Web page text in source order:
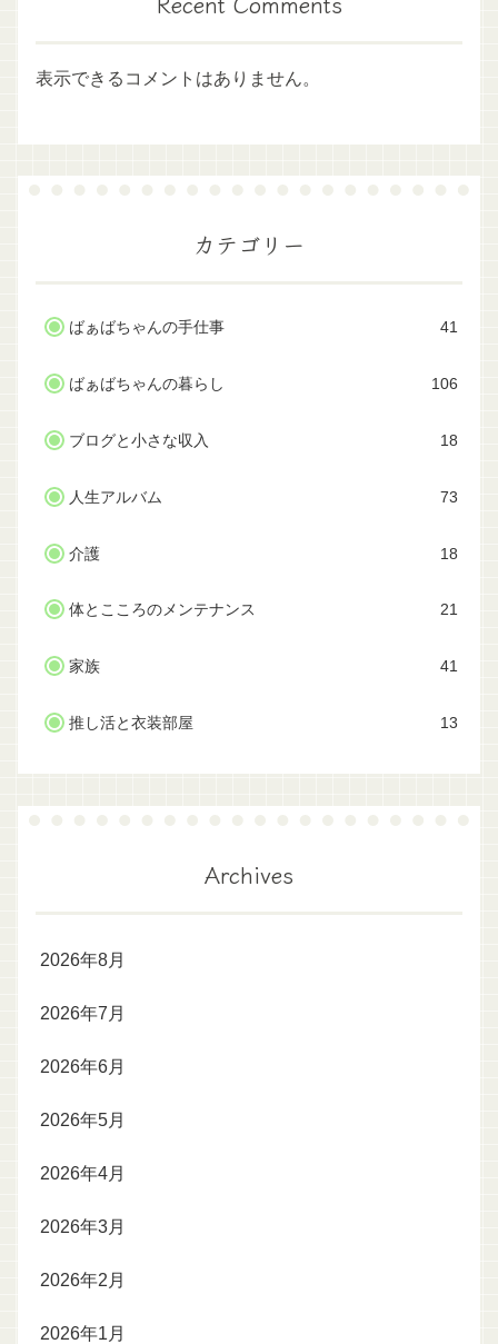
表示できるコメントはありません。
カテゴリー
ばぁばちゃんの手仕事 41
ばぁばちゃんの暮らし 106
ブログと小さな収入 18
人生アルバム 73
介護 18
体とこころのメンテナンス 21
家族 41
推し活と衣装部屋 13
Archives
2026年8月
2026年7月
2026年6月
2026年5月
2026年4月
2026年3月
2026年2月
2026年1月